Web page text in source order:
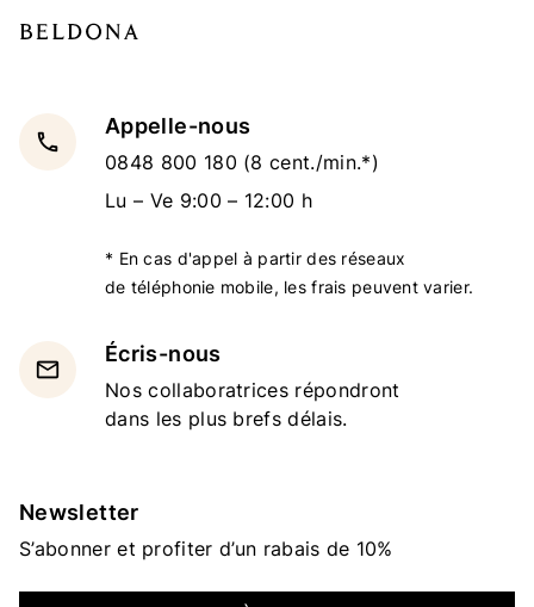
local_phone
Appelle-nous
0848 800 180 (8 cent./min.*)
Lu – Ve 9:00 – 12:00 h
* En cas d'appel à partir des réseaux
de téléphonie mobile, les frais peuvent varier.
email
Écris-nous
Nos collaboratrices répondront
dans les plus brefs délais.
Newsletter
S’abonner et profiter d’un rabais de 10%